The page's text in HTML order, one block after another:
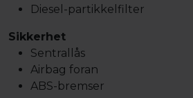
Diesel-partikkelfilter
Sikkerhet
Sentrallås
Airbag foran
ABS-bremser